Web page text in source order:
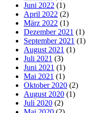
Juni 2022 (1)
April 2022 (2)
März 2022 (1)
Dezember 2021 (1)
September 2021 (1)
August 2021 (1)
Juli 2021 (3)
Juni 2021 (1)
Mai 2021 (1)
Oktober 2020 (2)
August 2020 (1)
Juli 2020 (2)